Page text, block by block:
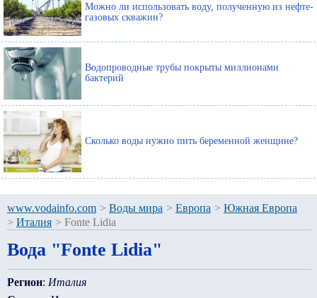
Можно ли использовать воду, полученную из нефте-
газовых скважин?
Водопроводные трубы покрыты миллионами
бактерий
Сколько воды нужно пить беременной женщине?
www.vodainfo.com > Воды мира > Европа > Южная Европа
> Италия > Fonte Lidia
Вода "Fonte Lidia"
Регион: Италия